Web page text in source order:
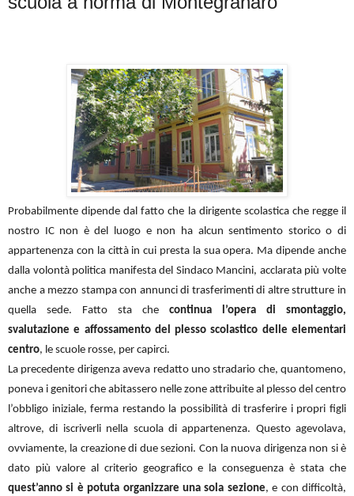
Probabilmente dipende dal fatto che la dirigente scolastica che regge il
nostro IC non è del luogo e non ha alcun sentimento storico o di
appartenenza con la città in cui presta la sua opera. Ma dipende anche
dalla volontà politica manifesta del Sindaco Mancini, acclarata più volte
anche a mezzo stampa con annunci di trasferimenti di altre strutture in
quella sede. Fatto sta che continua l’opera di smontaggio,
svalutazione e affossamento del plesso scolastico delle elementari
centro, le scuole rosse, per capirci.
La precedente dirigenza aveva redatto uno stradario che, quantomeno,
poneva i genitori che abitassero nelle zone attribuite al plesso del centro
l’obbligo iniziale, ferma restando la possibilità di trasferire i propri figli
altrove, di iscriverli nella scuola di appartenenza. Questo agevolava,
ovviamente, la creazione di due sezioni. Con la nuova dirigenza non si è
dato più valore al criterio geografico e la conseguenza è stata che
quest’anno si è potuta organizzare una sola sezione, e con difficoltà,